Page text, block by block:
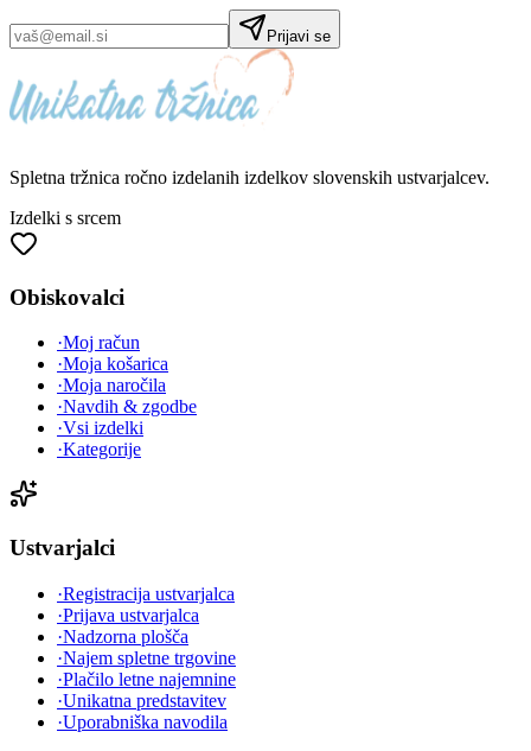
Prijavi se
Spletna tržnica ročno izdelanih izdelkov slovenskih ustvarjalcev.
Izdelki s srcem
Obiskovalci
·Moj račun
·Moja košarica
·Moja naročila
·Navdih & zgodbe
·Vsi izdelki
·Kategorije
Ustvarjalci
·Registracija ustvarjalca
·Prijava ustvarjalca
·Nadzorna plošča
·Najem spletne trgovine
·Plačilo letne najemnine
·Unikatna predstavitev
·Uporabniška navodila